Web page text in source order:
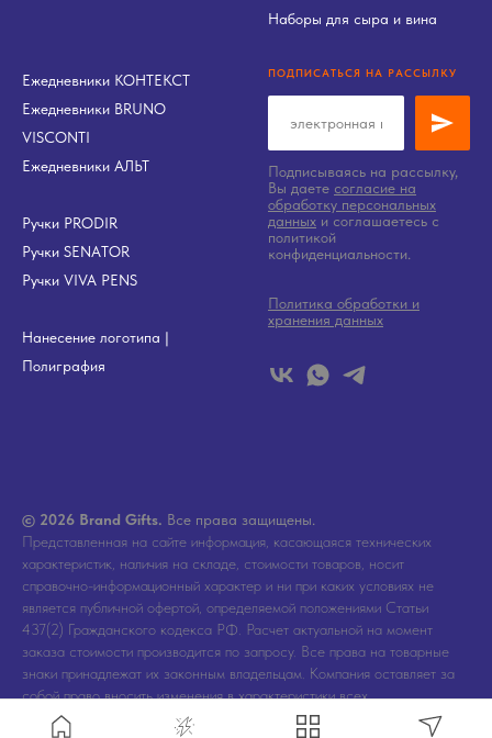
Наборы для сыра и вина
Ежедневники КОНТЕКСТ
Ежедневники BRUNO
VISCONTI
Ежедневники АЛЬТ
Ручки PRODIR
Ручки SENATOR
Ручки VIVA PENS
Нанесение логотипа |
Полиграфия
ПОДПИСАТЬСЯ НА РАССЫЛКУ
Подписываясь на рассылку,
Вы даете согласие на
обработку персональных
данных и соглашаетесь c
политикой
конфиденциальности.
Политика обработки и
хранения данных
© 2026 Brand Gifts. Все права защищены.
Представленная на сайте информация, касающаяся технических
характеристик, наличия на складе, стоимости товаров, носит
справочно-информационный характер и ни при каких условиях не
является публичной офертой, определяемой положениями Статьи
437(2) Гражданского кодекса РФ. Расчет актуальной на момент
заказа стоимости производится по запросу. Все права на товарные
знаки принадлежат их законным владельцам. Компания оставляет за
собой право вносить изменения в характеристики всех
представленных на сайте товаров и его упаковку без